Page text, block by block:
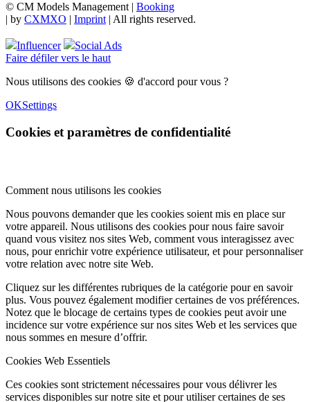
© CM Models Management | Booking
| by CXMXO | Imprint | All rights reserved.
Influencer
Social Ads
Faire défiler vers le haut
Nous utilisons des cookies 🍪 d'accord pour vous ?
OKSettings
Cookies et paramètres de confidentialité
Comment nous utilisons les cookies
Nous pouvons demander que les cookies soient mis en place sur
votre appareil. Nous utilisons des cookies pour nous faire savoir
quand vous visitez nos sites Web, comment vous interagissez avec
nous, pour enrichir votre expérience utilisateur, et pour personnaliser
votre relation avec notre site Web.
Cliquez sur les différentes rubriques de la catégorie pour en savoir
plus. Vous pouvez également modifier certaines de vos préférences.
Notez que le blocage de certains types de cookies peut avoir une
incidence sur votre expérience sur nos sites Web et les services que
nous sommes en mesure d’offrir.
Cookies Web Essentiels
Ces cookies sont strictement nécessaires pour vous délivrer les
services disponibles sur notre site et pour utiliser certaines de ses